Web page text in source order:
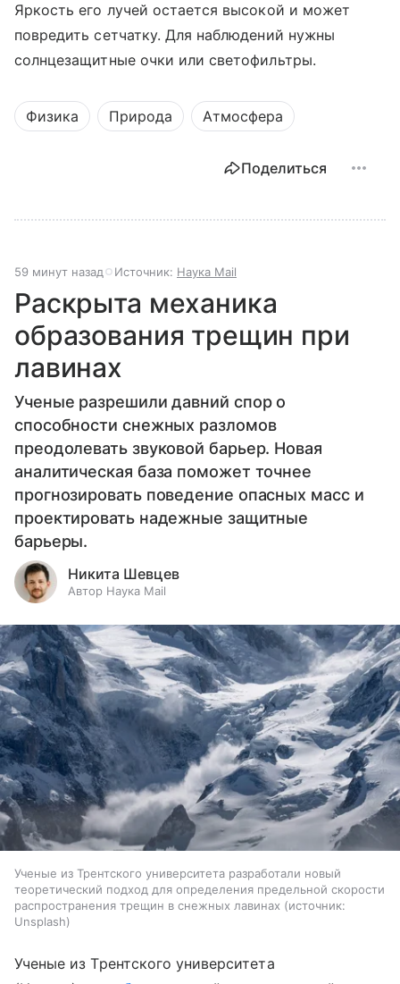
Яркость его лучей остается высокой и может
повредить сетчатку. Для наблюдений нужны
солнцезащитные очки или светофильтры.
Физика Природа Атмосфера
Поделиться
59 минут назад Источник: Наука Mail
Раскрыта механика
образования трещин при
лавинах
Ученые разрешили давний спор о
способности снежных разломов
преодолевать звуковой барьер. Новая
аналитическая база поможет точнее
прогнозировать поведение опасных масс и
проектировать надежные защитные
барьеры.
Никита Шевцев
Автор Наука Mail
Ученые из Трентского университета разработали новый
теоретический подход для определения предельной скорости
распространения трещин в снежных лавинах
источник:
Unsplash
Ученые из Трентского университета